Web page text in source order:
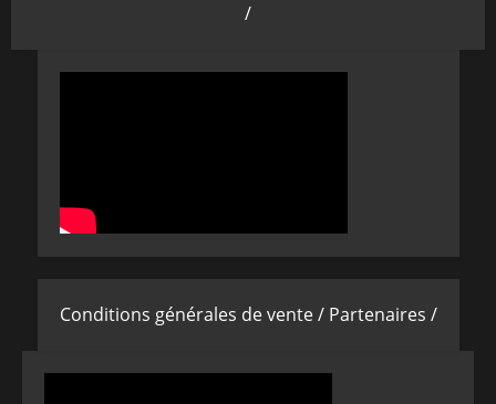
/
Conditions générales de vente / Partenaires /